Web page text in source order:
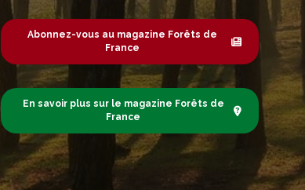
Abonnez-vous au magazine Forêts de
France
En savoir plus sur le magazine Forêts de
France